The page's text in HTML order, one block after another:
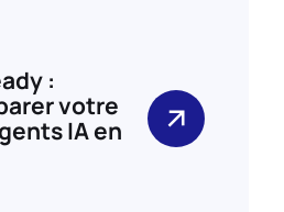
:
votre
IA en